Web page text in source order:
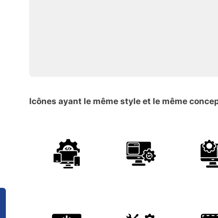
Icônes ayant le même style et le même